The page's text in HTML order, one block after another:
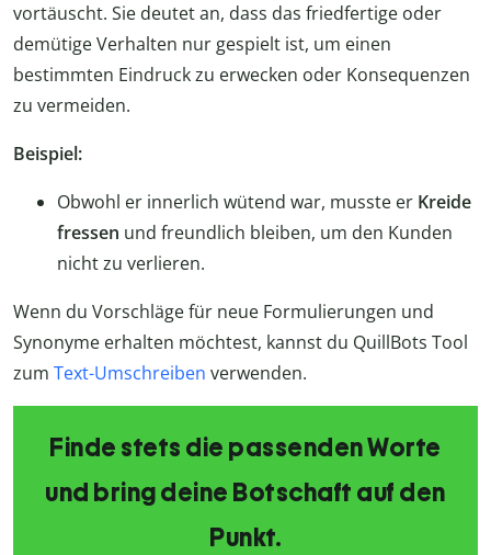
vortäuscht. Sie deutet an, dass das friedfertige oder
demütige Verhalten nur gespielt ist, um einen
bestimmten Eindruck zu erwecken oder Konsequenzen
zu vermeiden.
Beispiel:
Obwohl er innerlich wütend war, musste er Kreide
fressen und freundlich bleiben, um den Kunden
nicht zu verlieren.
Wenn du Vorschläge für neue Formulierungen und
Synonyme erhalten möchtest, kannst du QuillBots Tool
zum Text-Umschreiben verwenden.
Finde stets die passenden Worte
und bring deine Botschaft auf den
Punkt.